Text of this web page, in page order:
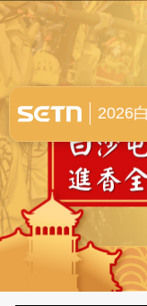
白沙屯媽
2026